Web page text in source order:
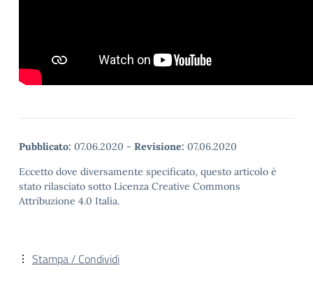
Pubblicato: 07.06.2020 - Revisione: 07.06.2020
Eccetto dove diversamente specificato, questo articolo è
stato rilasciato sotto Licenza Creative Commons
Attribuzione 4.0 Italia.
Stampa / Condividi